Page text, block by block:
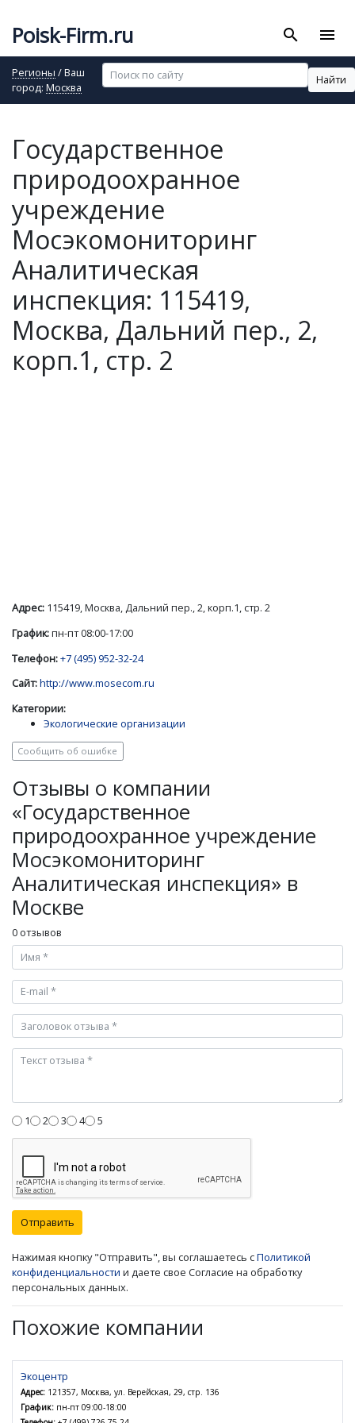
Poisk-Firm.ru search menu
Регионы / Ваш
город: Москва
Найти
Государственное
природоохранное
учреждение
Мосэкомониторинг
Аналитическая
инспекция: 115419,
Москва, Дальний пер., 2,
корп.1, стр. 2
Адрес: 115419, Москва, Дальний пер., 2, корп.1, стр. 2
График:пн-пт 08:00-17:00
Телефон:+7 (495) 952-32-24
Сайт:http://www.mosecom.ru
Категории:
Экологические организации
Сообщить об ошибке
Отзывы о компании
«Государственное
природоохранное учреждение
Мосэкомониторинг
Аналитическая инспекция» в
Москве
0 отзывов
1 2 3 4 5
Отправить
Нажимая кнопку "Отправить", вы соглашаетесь сПолитикой
конфиденциальности и даете свое Согласие на обработку
персональных данных.
Похожие компании
Экоцентр
Адрес: 121357, Москва, ул. Верейская, 29, стр. 136
График: пн-пт 09:00-18:00